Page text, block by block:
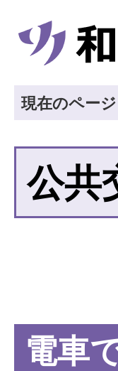
現在のページ
公共
電車